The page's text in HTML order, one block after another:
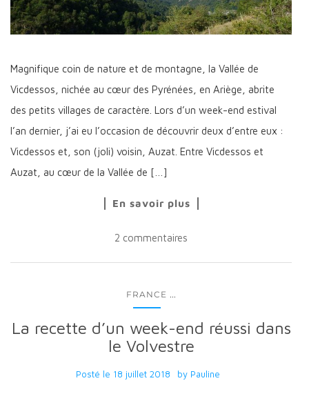
Magnifique coin de nature et de montagne, la Vallée de
Vicdessos, nichée au cœur des Pyrénées, en Ariège, abrite
des petits villages de caractère. Lors d’un week-end estival
l’an dernier, j’ai eu l’occasion de découvrir deux d’entre eux :
Vicdessos et, son (joli) voisin, Auzat. Entre Vicdessos et
Auzat, au cœur de la Vallée de […]
En savoir plus
2 commentaires
FRANCE
La recette d’un week-end réussi dans
le Volvestre
Posté le 18 juillet 2018 by Pauline